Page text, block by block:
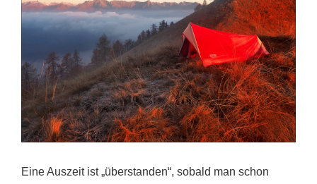
Eine Auszeit ist „überstanden“, sobald man schon